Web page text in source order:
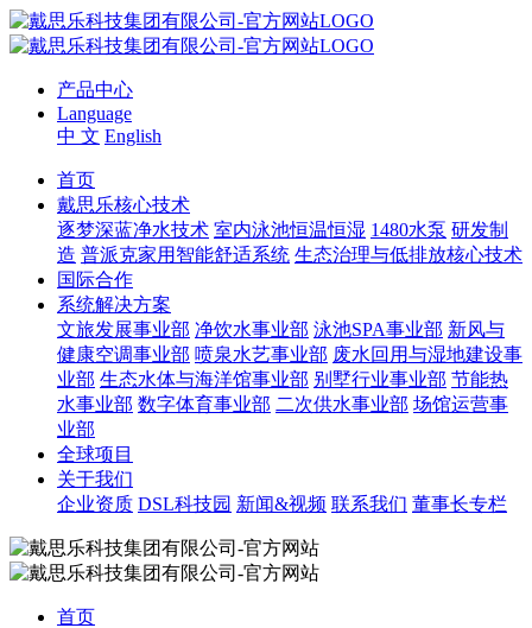
产品中心
Language
中 文 English
首页
戴思乐核心技术
逐梦深蓝净水技术 室内泳池恒温恒湿 1480水泵 研发制
造 普派克家用智能舒适系统 生态治理与低排放核心技术
国际合作
系统解决方案
文旅发展事业部 净饮水事业部 泳池SPA事业部 新风与
健康空调事业部 喷泉水艺事业部 废水回用与湿地建设事
业部 生态水体与海洋馆事业部 别墅行业事业部 节能热
水事业部 数字体育事业部 二次供水事业部 场馆运营事
业部
全球项目
关于我们
企业资质 DSL科技园 新闻&视频 联系我们 董事长专栏
首页